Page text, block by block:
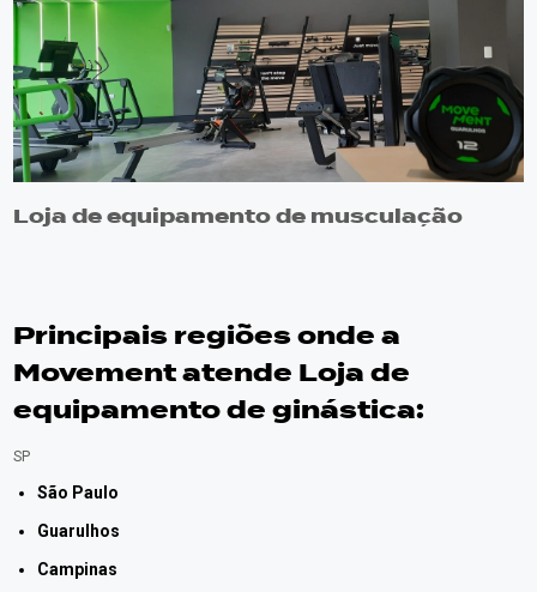
Loja de equipamento de musculação
Principais regiões onde a
Movement atende Loja de
equipamento de ginástica:
SP
São Paulo
Guarulhos
Campinas